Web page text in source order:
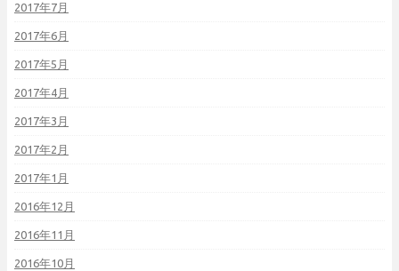
2017年7月
2017年6月
2017年5月
2017年4月
2017年3月
2017年2月
2017年1月
2016年12月
2016年11月
2016年10月